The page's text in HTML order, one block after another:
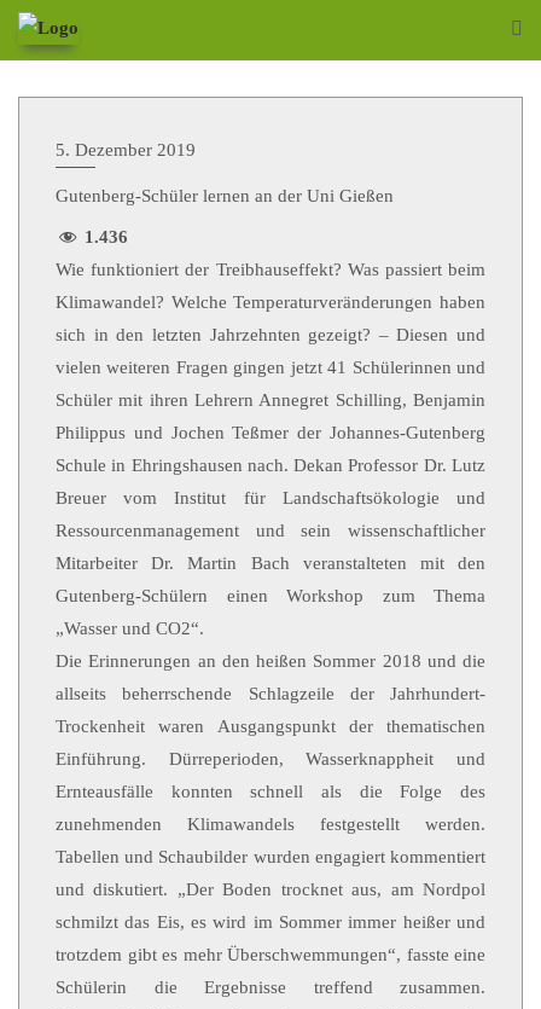
5. Dezember 2019
Gutenberg-Schüler lernen an der Uni Gießen
1.436
Wie funktioniert der Treibhauseffekt? Was passiert beim
Klimawandel? Welche Temperaturveränderungen haben
sich in den letzten Jahrzehnten gezeigt? –Diesen und
vielen weiteren Fragen gingen jetzt 41 Schülerinnen und
Schüler mit ihren Lehrern Annegret Schilling, Benjamin
Philippus und Jochen Teßmer der Johannes-Gutenberg
Schule in Ehringshausen nach. Dekan Professor Dr. Lutz
Breuer vom Institut für Landschaftsökologie und
Ressourcenmanagement und sein wissenschaftlicher
Mitarbeiter Dr. Martin Bach veranstalteten mit den
Gutenberg-Schülern einen Workshop zum Thema
„Wasser und CO2“.
Die Erinnerungen an den heißen Sommer 2018 und die
allseits beherrschende Schlagzeile der Jahrhundert-
Trockenheit waren Ausgangspunkt der thematischen
Einführung. Dürreperioden, Wasserknappheit und
Ernteausfälle konnten schnell als die Folge des
zunehmenden Klimawandels festgestellt werden.
Tabellen und Schaubilder wurden engagiert kommentiert
und diskutiert. „Der Boden trocknet aus, am Nordpol
schmilzt das Eis, es wird im Sommer immer heißer und
trotzdem gibt es mehr Überschwemmungen“, fasste eine
Schülerin die Ergebnisse treffend zusammen.